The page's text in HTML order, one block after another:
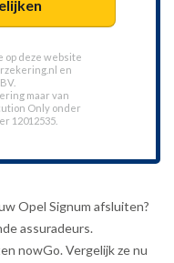
op deze website
en
maar van
Only onder
12012535.
Opel Signum afsluiten?
assuradeurs.
nowGo. Vergelijk ze nu